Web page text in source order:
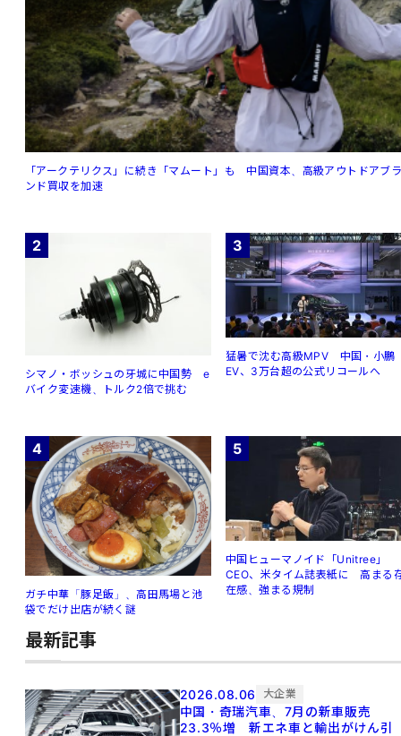
「アークテリクス」に続き「マムート」も 中国資本、高級アウトドアブ
ンド買収を加速
2
シマノ・ボッシュの牙城に中国勢 e
バイク変速機、トルク2倍で挑む
3
猛暑で沈む高級MPV 中国・小鵬
EV、3万台超の公式リコールへ
4
ガチ中華「豚足飯」、高田馬場と池
袋でだけ出店が続く謎
5
中国ヒューマノイド「Unitree」
CEO、米タイム誌表紙に 高まる
在感、強まる規制
最新記事
2026.08.06 大企業
中国・奇瑞汽車、7月の新車販売
23.3％増 新エネ車と輸出がけん引